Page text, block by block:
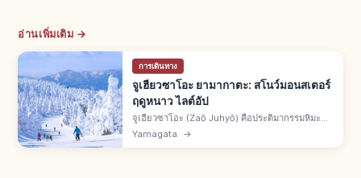
อ่านเพิ่มเติม →
การเดินทาง
จูเฮียวซาโอะ ยามากาตะ: สโนว์มอนสเตอร์
ฤดูหนาว ไลต์อัป
จูเฮียวซาโอะ (Zaō Juhyō) คือประติมากรรมหิมะ
ธรรมชาติบนเทือกเขาซาโอะคร่อม จ.ยามากาตะ-มิ
ยางิ สโนว์มอนสเตอร์ ต้นอาโอโมริโทโดมัตสึเคลือบ
Yamagata →